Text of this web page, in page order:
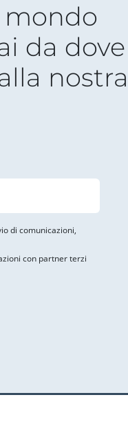
mondo
da dove
nostra
di comunicazioni,
con partner terzi